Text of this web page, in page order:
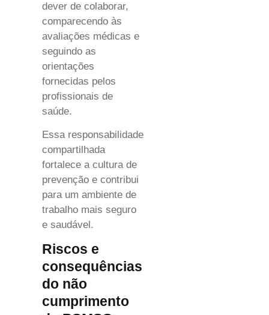
dever de colaborar,
comparecendo às
avaliações médicas e
seguindo as
orientações
fornecidas pelos
profissionais de
saúde.
Essa responsabilidade
compartilhada
fortalece a cultura de
prevenção e contribui
para um ambiente de
trabalho mais seguro
e saudável.
Riscos e
consequências
do não
cumprimento